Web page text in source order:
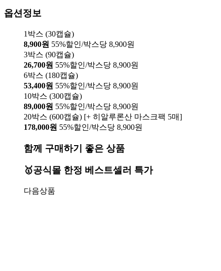
옵션정보
1박스 (30캡슐)
8,900원 55%할인/박스당 8,900원
3박스 (90캡슐)
26,700원 55%할인/박스당 8,900원
6박스 (180캡슐)
53,400원 55%할인/박스당 8,900원
10박스 (300캡슐)
89,000원 55%할인/박스당 8,900원
20박스 (600캡슐) [+ 히알루론산 마스크팩 5매]
178,000원 55%할인/박스당 8,900원
함께 구매하기 좋은 상품
🥇공식몰 한정 베스트셀러 특가
다음상품